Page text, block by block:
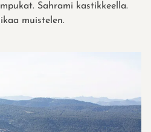
Sahrami kastikkeella.
muistelen.